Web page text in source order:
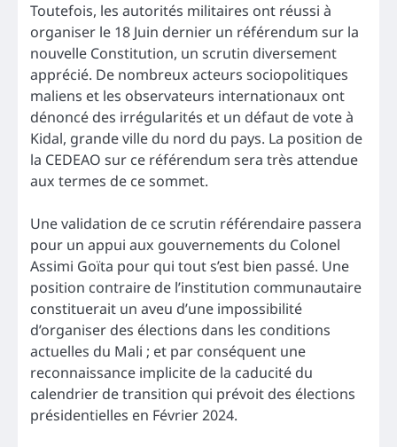
Toutefois, les autorités militaires ont réussi à
organiser le 18 Juin dernier un référendum sur la
nouvelle Constitution, un scrutin diversement
apprécié. De nombreux acteurs sociopolitiques
maliens et les observateurs internationaux ont
dénoncé des irrégularités et un défaut de vote à
Kidal, grande ville du nord du pays. La position de
la CEDEAO sur ce référendum sera très attendue
aux termes de ce sommet.
Une validation de ce scrutin référendaire passera
pour un appui aux gouvernements du Colonel
Assimi Goïta pour qui tout s’est bien passé. Une
position contraire de l’institution communautaire
constituerait un aveu d’une impossibilité
d’organiser des élections dans les conditions
actuelles du Mali ; et par conséquent une
reconnaissance implicite de la caducité du
calendrier de transition qui prévoit des élections
présidentielles en Février 2024.